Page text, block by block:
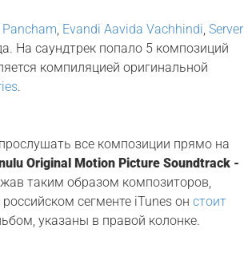
, Evandi Aavida Vachhindi,Server
На саундтрек попало 5 композиций
компиляцией оригинальной
.
все композиции прямо на
Original Motion Picture Soundtrack -
таким образом композиторов,
сегменте iTunes онстоит
указаны в правой колонке.